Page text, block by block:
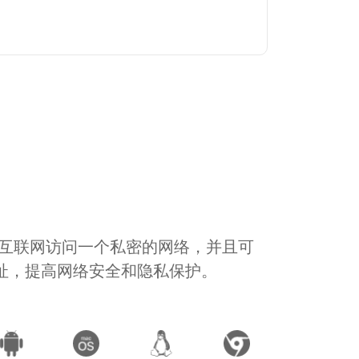
联网访问一个私密的网络，并且可
提高网络安全和隐私保护。